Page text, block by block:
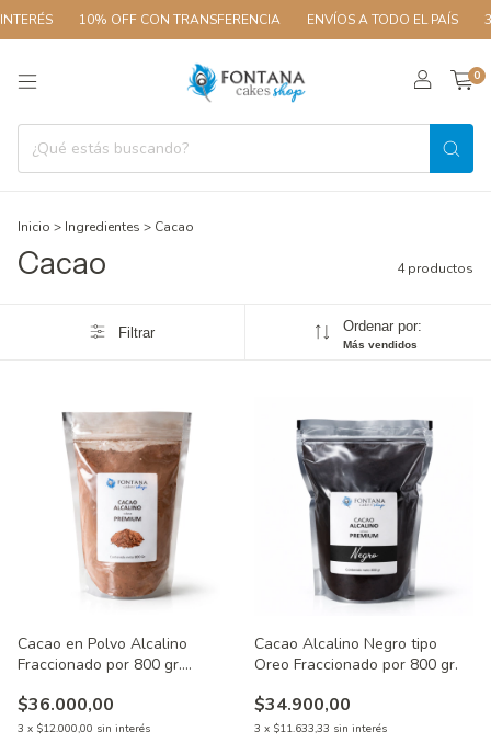
10% OFF CON TRANSFERENCIA ENVÍOS A TODO EL PAÍS
0
Inicio > Ingredientes > Cacao
Cacao 4 productos
Filtrar Ordenar por:
Más vendidos
Cacao en Polvo Alcalino
Fraccionado por 800 gr.
$36.000,00
3 x $12.000,00 sin interés
Cacao Alcalino Negro tipo
Oreo Fraccionado por 800 gr.
$34.900,00
3 x $11.633,33 sin interés